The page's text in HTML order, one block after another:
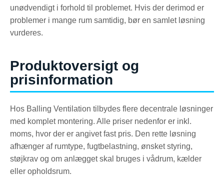
unødvendigt i forhold til problemet. Hvis der derimod er
problemer i mange rum samtidig, bør en samlet løsning
vurderes.
Produktoversigt og
prisinformation
Hos Balling Ventilation tilbydes flere decentrale løsninger
med komplet montering. Alle priser nedenfor er inkl.
moms, hvor der er angivet fast pris. Den rette løsning
afhænger af rumtype, fugtbelastning, ønsket styring,
støjkrav og om anlægget skal bruges i vådrum, kælder
eller opholdsrum.